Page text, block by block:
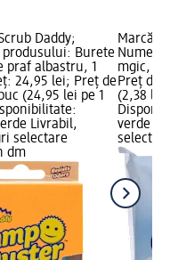
Daddy;
produsului: Burete
praf albastru, 1
24,95 lei; Preț de
(24,95 lei pe 1
Livrabil,
selectare
dm
Marcă:
Numele
mgic, 2
Preț de
(2,38 lei
verde